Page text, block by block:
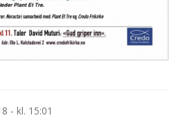
- kl. 15:01